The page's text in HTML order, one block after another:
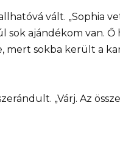
vált. „Sophia
sok ajándékom van. Ő
mert sokba került a
„Várj. Az